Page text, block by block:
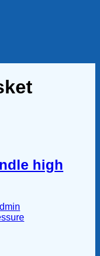
high